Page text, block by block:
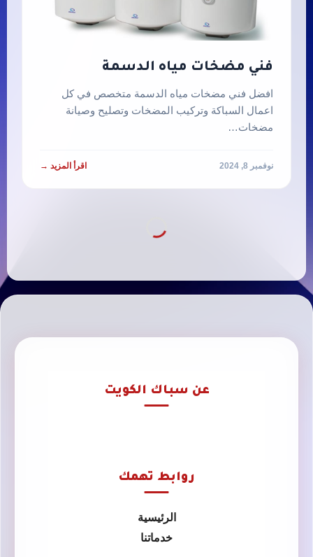
فني مضخات مياه الدسمة
افضل فني مضخات مياه الدسمة متخصص في كل
اعمال السباكة وتركيب المضخات وتصليح وصيانة
مضخات…
نوفمبر 8, 2024 اقرأ المزيد →
عن سباك الكويت
روابط تهمك
الرئيسية
خدماتنا